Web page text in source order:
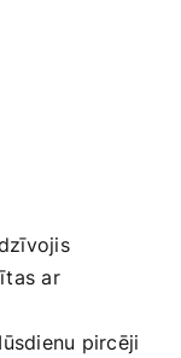
ar
pircēji